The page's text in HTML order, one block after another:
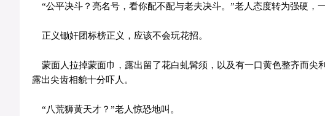
“公平决斗？亮名号，看你配不配与老夫决斗。”老人态度转为强硬，
正义锄奸团标榜正义，应该不会玩花招。
蒙面人拉掉蒙面巾，露出留了花白虬髯须，以及有一口黄色整齐而尖
露出尖齿相貌十分吓人。
“八荒狮黄天才？”老人惊恐地叫。